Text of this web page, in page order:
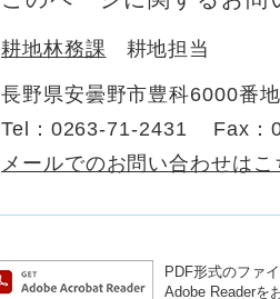
耕地林務課 耕地担当
長野県安曇野市豊科6000番
Tel：0263-71-2431
Fax：
メールでのお問い合わせはこ
PDF形式のファ
Adobe Readerを